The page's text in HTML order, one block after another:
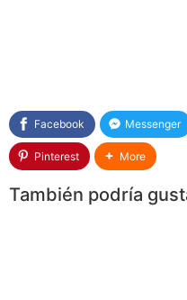
Facebook Messenger
Pinterest More
También podría